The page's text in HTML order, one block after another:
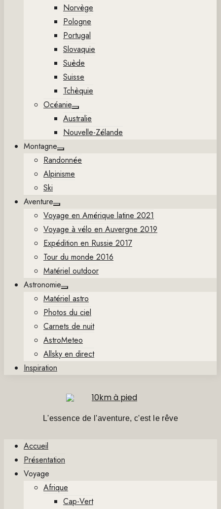
Norvège
Pologne
Portugal
Slovaquie
Suède
Suisse
Tchèquie
Océanie
Show
sub
menu
Australie
Nouvelle-Zélande
Montagne
Show
sub
menu
Randonnée
Alpinisme
Ski
Aventure
Show
sub
menu
Voyage en Amérique latine 2021
Voyage à vélo en Auvergne 2019
Expédition en Russie 2017
Tour du monde 2016
Matériel outdoor
Astronomie
Show
sub
menu
Matériel astro
Photos du ciel
Carnets de nuit
AstroMeteo
Allsky en direct
Inspiration
L'essence de l'aventure, c'est le rêve
Accueil
Présentation
Voyage
Afrique
Cap-Vert